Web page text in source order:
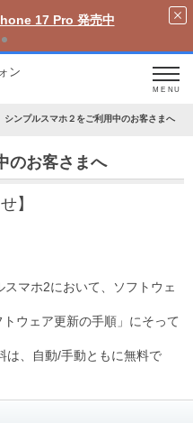
発売中
ン
MENU
シンプルスマホ２をご利用中のお客さまへ
のお客さまへ
】
マホ2において、ソフトウェ
トウェア更新の手順」 にそって
、自動/手動ともに無料で